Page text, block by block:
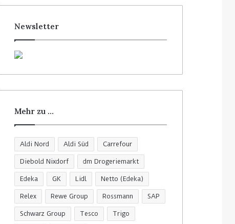
Newsletter
Mehr zu …
Aldi Nord Aldi Süd Carrefour
Diebold Nixdorf dm Drogeriemarkt
Edeka GK Lidl Netto (Edeka)
Relex Rewe Group Rossmann SAP
Schwarz Group Tesco Trigo